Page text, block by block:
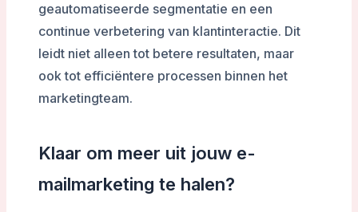
geautomatiseerde segmentatie en een
continue verbetering van klantinteractie. Dit
leidt niet alleen tot betere resultaten, maar
ook tot efficiëntere processen binnen het
marketingteam.
Klaar om meer uit jouw e-
mailmarketing te halen?